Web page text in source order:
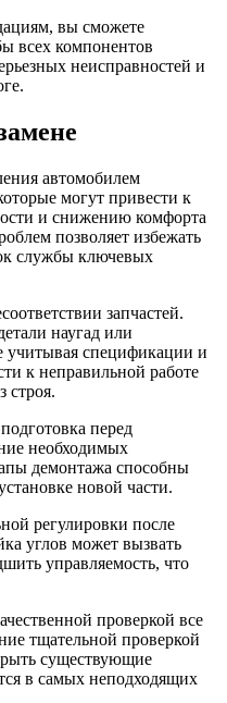
вы сможете
всех компонентов
неисправностей и
автомобилем
могут привести к
и снижению комфорта
позволяет избежать
службы ключевых
запчастей.
наугад или
учитывая спецификации и
к неправильной работе
строя.
перед
необходимых
демонтажа способны
новой части.
регулировки после
углов может вызвать
управляемость, что
проверкой все
тщательной проверкой
существующие
в самых неподходящих